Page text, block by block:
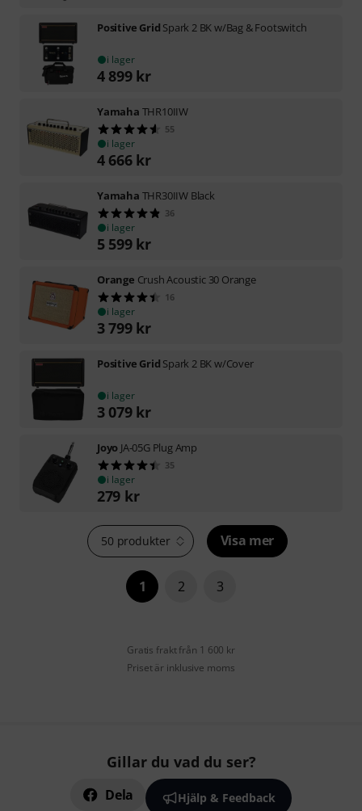
Positive Grid Spark 2 BK w/Bag & Footswitch
i lager
4 899 kr
Yamaha THR10IIW
55
i lager
4 666 kr
Yamaha THR30IIW Black
36
i lager
5 599 kr
Orange Crush Acoustic 30 Orange
16
i lager
3 799 kr
Positive Grid Spark 2 BK w/Cover
i lager
3 079 kr
Joyo JA-05G Plug Amp
35
i lager
279 kr
50 produkter Visa mer
1 2 3
Gratis frakt från 1 600 kr
Priset är inklusive moms
Gillar du vad du ser?
Dela Hjälp & Feedback